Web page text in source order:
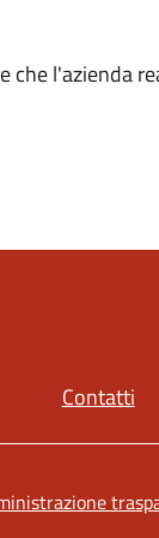
l'azienda
Contatti